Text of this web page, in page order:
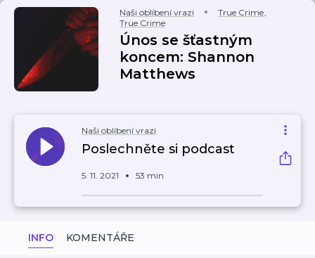
Naši oblíbení vrazi True Crime,
True Crime
Únos se šťastným
koncem: Shannon
Matthews
Naši oblíbení vrazi
Poslechněte si podcast
5. 11. 2021 53 min
INFO KOMENTÁŘE